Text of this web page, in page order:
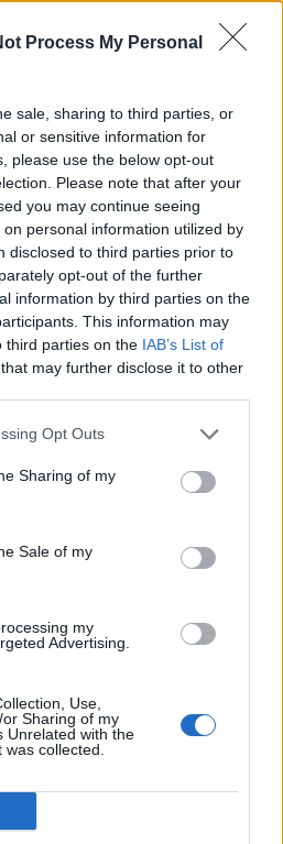
Process My Personal
sale, sharing to third parties, or
or sensitive information for
please use the below opt-out
Please note that after your
you may continue seeing
personal information utilized by
disclosed to third parties prior to
opt-out of the further
information by third parties on the
This information may
third parties on the IAB’s List of
that may further disclose it to other
Opt Outs
Sharing of my
Sale of my
my
Advertising.
Use,
Sharing of my
Unrelated with the
collected.
4
La Palma M.U.
La Palma M.U. 3
AC Cortoghiana
Cus Cagliari 3
Guspini
TUTTO